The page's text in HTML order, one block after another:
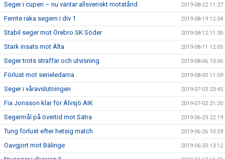
Seger i cupen – nu väntar allsvenskt motstånd 2019-08-22 11:27
Femte raka segern i div 1 2019-08-19 12:04
Stabil seger mot Örebro SK Söder 2019-08-12 11:30
Stark insats mot Älta 2019-08-11 12:05
Seger trots straffar och utvisning 2019-08-06 10:06
Förlust mot serieledarna 2019-08-05 11:09
Seger i våravslutningen 2019-07-03 23:45
Fia Jonsson klar för Älvsjö AIK 2019-07-02 21:20
Segermål på övertid mot Sätra 2019-06-29 22:19
Tung förlust efter hetsig match 2019-06-26 10:59
Oavgjort mot Bälinge 2019-06-20 13:12